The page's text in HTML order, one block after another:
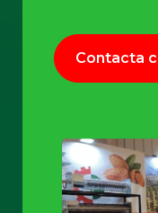
Contacta